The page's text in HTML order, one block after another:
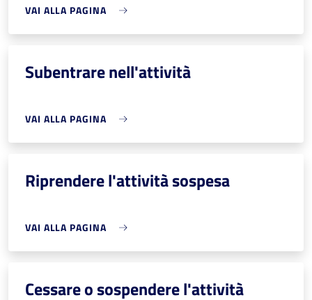
VAI ALLA PAGINA
Subentrare nell'attività
VAI ALLA PAGINA
Riprendere l'attività sospesa
VAI ALLA PAGINA
Cessare o sospendere l'attività